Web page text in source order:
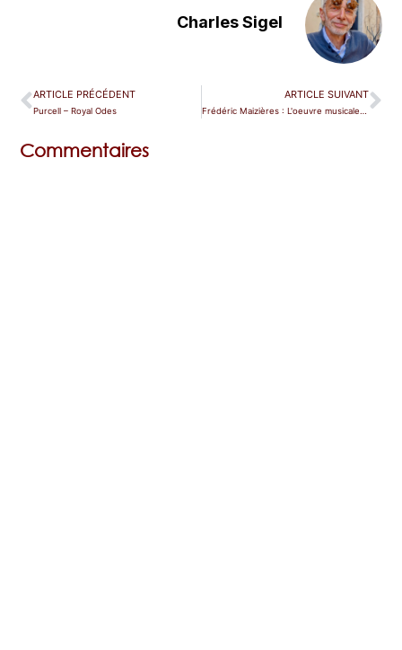
Charles Sigel
ARTICLE PRÉCÉDENT
Purcell – Royal Odes
ARTICLE SUIVANT
Commentaires